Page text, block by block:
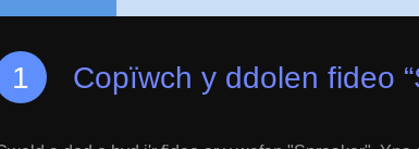
Copïwch y ddolen fideo “